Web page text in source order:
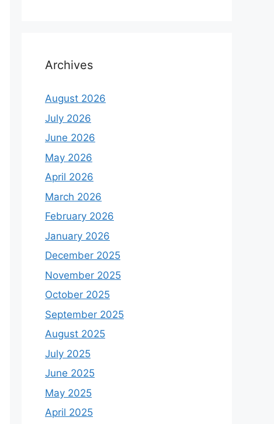
Archives
August 2026
July 2026
June 2026
May 2026
April 2026
March 2026
February 2026
January 2026
December 2025
November 2025
October 2025
September 2025
August 2025
July 2025
June 2025
May 2025
April 2025